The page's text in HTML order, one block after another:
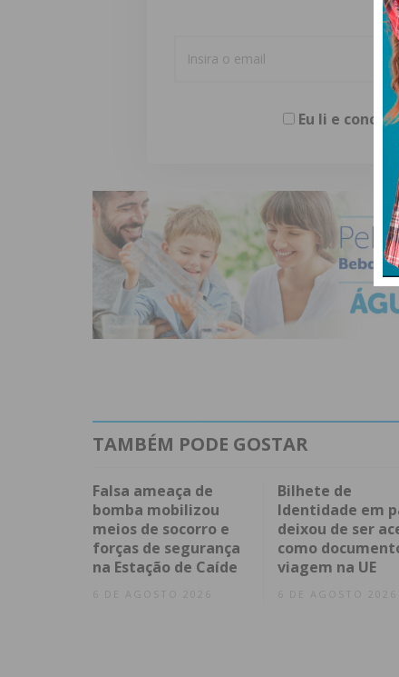
Eu li e
TAMBÉM PODE GOSTAR
Falsa ameaça de
bomba mobilizou
meios de socorro e
forças de segurança
na Estação de Caíde
6 DE AGOSTO 2026
Bilhete de
Identidade em
deixou de ser
como
viagem na UE
6 DE AGOSTO 2026